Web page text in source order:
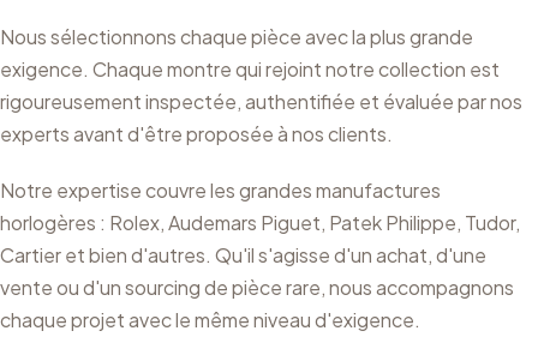
Nous sélectionnons chaque pièce avec la plus grande
exigence. Chaque montre qui rejoint notre collection est
rigoureusement inspectée, authentifiée et évaluée par nos
experts avant d'être proposée à nos clients.
Notre expertise couvre les grandes manufactures
horlogères : Rolex, Audemars Piguet, Patek Philippe, Tudor,
Cartier et bien d'autres. Qu'il s'agisse d'un achat, d'une
vente ou d'un sourcing de pièce rare, nous accompagnons
chaque projet avec le même niveau d'exigence.